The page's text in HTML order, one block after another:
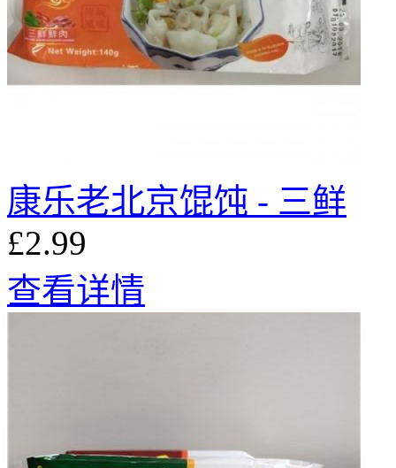
康乐老北京馄饨 - 三鲜
£2.99
查看详情